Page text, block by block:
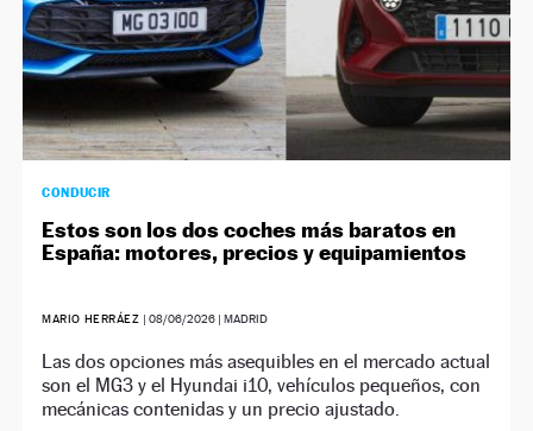
CONDUCIR
Estos son los dos coches más baratos en
España: motores, precios y equipamientos
MARIO HERRÁEZ | 08/06/2026| MADRID
Las dos opciones más asequibles en el mercado actual
son el MG3 y el Hyundai i10, vehículos pequeños, con
mecánicas contenidas y un precio ajustado.